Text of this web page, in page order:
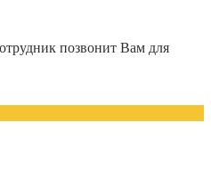
позвонит Вам для